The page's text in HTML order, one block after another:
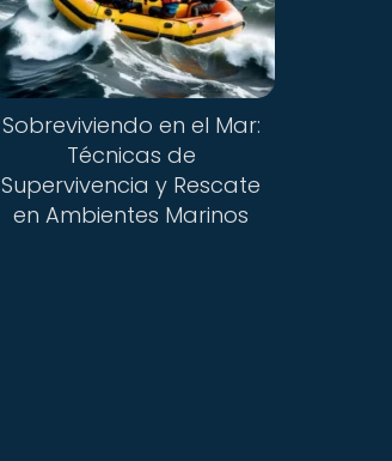
Sobreviviendo en el Mar:
Técnicas de
Supervivencia y Rescate
en Ambientes Marinos